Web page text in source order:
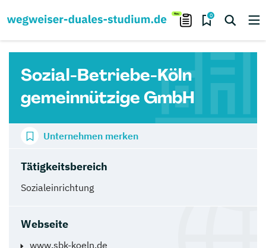
0
Sozial-Betriebe-Köln
gemeinnützige GmbH
Tätigkeitsbereich
Sozialeinrichtung
Webseite
www.sbk-koeln.de
Unternehmen merken